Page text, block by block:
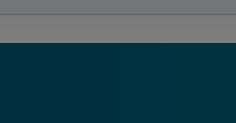
Die Kläranlage und die zur